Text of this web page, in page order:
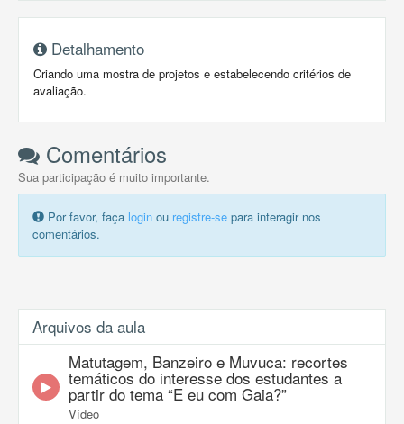
Detalhamento
Criando uma mostra de projetos e estabelecendo critérios de
avaliação.
Comentários
Sua participação é muito importante.
Por favor, faça login ou registre-se para interagir nos
comentários.
Arquivos da aula
Matutagem, Banzeiro e Muvuca: recortes
temáticos do interesse dos estudantes a
partir do tema “E eu com Gaia?”
Vídeo